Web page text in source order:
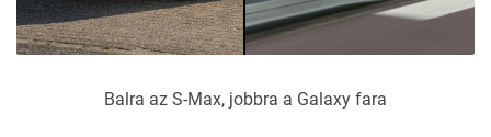
Balra az S-Max, jobbra a Galaxy fara